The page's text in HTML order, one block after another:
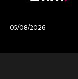
05/08/2026